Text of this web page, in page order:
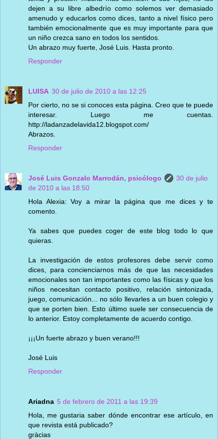
dejen a su libre albedrío como solemos ver demasiado
amenudo y educarlos como dices, tanto a nivel físico pero
también emocionalmente que es muy importante para que
un niño crezca sano en todos los sentidos.
Un abrazo muy fuerte, José Luis. Hasta pronto.
Responder
LUISA 30 de julio de 2010 a las 12:25
Por cierto, no se si conoces esta página. Creo que te puede
interesar. Luego me cuentas.
http://ladanzadelavida12.blogspot.com/
Abrazos.
Responder
José Luis Gonzalo Marrodán, psicólogo
30 de julio
de 2010 a las 18:50
Hola Alexia: Voy a mirar la página que me dices y te
comento.
Ya sabes que puedes coger de este blog todo lo que
quieras.
La investigación de estos profesores debe servir como
dices, para concienciarnos más de que las necesidades
emocionales son tan importantes como las físicas y que los
niños necesitan contacto positivo, relación sintonizada,
juego, comunicación... no sólo llevarles a un buen colegio y
que se porten bien. Esto último suele ser consecuencia de
lo anterior. Estoy completamente de acuerdo contigo.
¡¡¡Un fuerte abrazo y buen verano!!!
José Luis
Responder
Ariadna 5 de febrero de 2011 a las 19:39
Hola, me gustaria saber dónde encontrar ese artículo, en
que revista está publicado?
gràcias